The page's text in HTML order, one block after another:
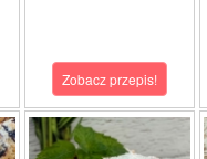
Zobacz przepis!